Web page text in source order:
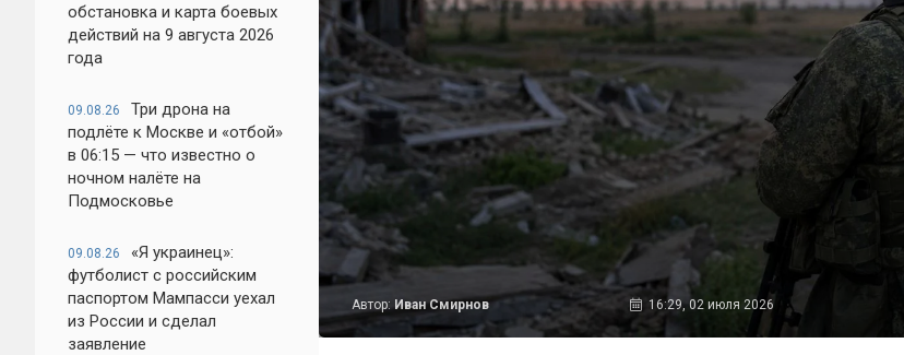
обстановка и карта боевых
действий на 9 августа 2026
года
09.08.26
Три дрона на
подлёте к Москве и «отбой»
в 06:15 — что известно о
ночном налёте на
Подмосковье
09.08.26
«Я украинец»:
футболист с российским
паспортом Мампасси уехал
из России и сделал
заявление
Автор: Иван Смирнов 16:29, 02 июля 2026